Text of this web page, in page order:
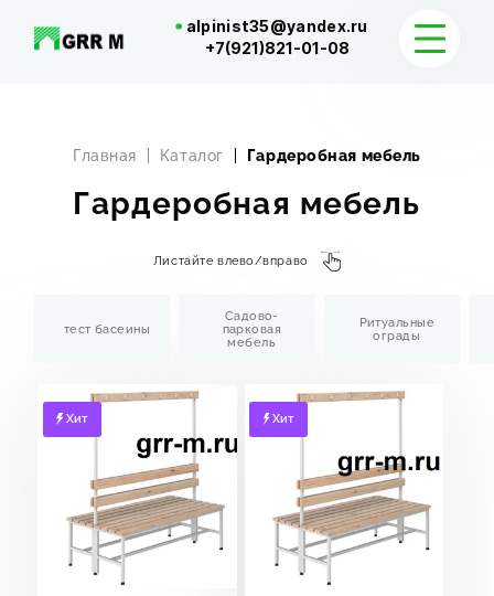
alpinist35@yandex.ru
+7(921)821-01-08
ДОСТАВКА И КОНТАКТЫ
Главная Каталог Гардеробная мебель
Гардеробная мебель
Листайте влево/вправо
тест басеины
Садово-
парковая
мебель
Ритуальные
ограды
Хит Хит